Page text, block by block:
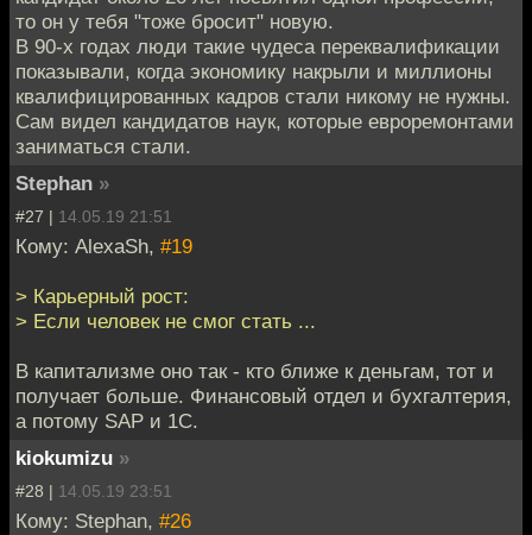
то он у тебя "тоже бросит" новую.
В 90-х годах люди такие чудеса переквалификации
показывали, когда экономику накрыли и миллионы
квалифицированных кадров стали никому не нужны.
Сам видел кандидатов наук, которые евроремонтами
заниматься стали.
Stephan »
#27 | 14.05.19 21:51
Кому: AlexaSh, #19
> Карьерный рост:
> Если человек не смог стать ...
В капитализме оно так - кто ближе к деньгам, тот и
получает больше. Финансовый отдел и бухгалтерия,
а потому SAP и 1С.
kiokumizu »
#28 | 14.05.19 23:51
Кому: Stephan, #26